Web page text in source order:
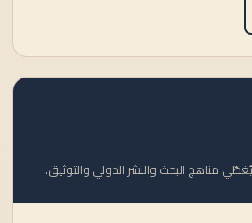
مناهج البحث والنشر الدولي والتوثيق.